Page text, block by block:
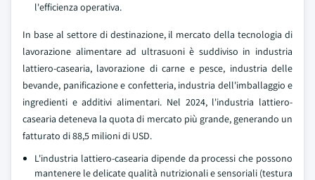
l'efficienza operativa.
In base al settore di destinazione, il mercato della tecnologia di
lavorazione alimentare ad ultrasuoni è suddiviso in industria
lattiero-casearia, lavorazione di carne e pesce, industria delle
bevande, panificazione e confetteria, industria dell'imballaggio e
ingredienti e additivi alimentari. Nel 2024, l'industria lattiero-
casearia deteneva la quota di mercato più grande, generando un
fatturato di 88,5 milioni di USD.
L'industria lattiero-casearia dipende da processi che possono
mantenere le delicate qualità nutrizionali e sensoriali (testura